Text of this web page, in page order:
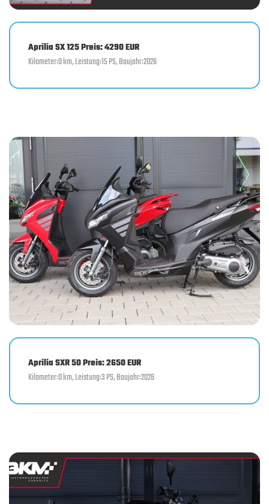
Aprilia SX 125 Preis: 4290 EUR
Kilometer:0 km, Leistung:15 PS, Baujahr:2026
Aprilia SXR 50 Preis: 2650 EUR
Kilometer:0 km, Leistung:3 PS, Baujahr:2026